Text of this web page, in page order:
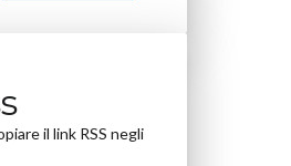
il link RSS negli